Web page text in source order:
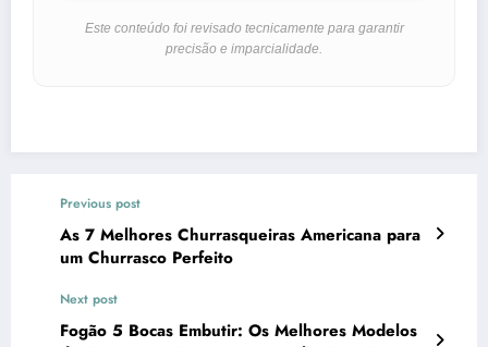
Este conteúdo foi revisado tecnicamente para garantir
precisão e imparcialidade.
Previous post
As 7 Melhores Churrasqueiras Americana para
um Churrasco Perfeito
Next post
Fogão 5 Bocas Embutir: Os Melhores Modelos